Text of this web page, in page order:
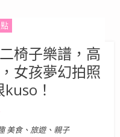
椅子樂譜，高
女孩夢幻拍照
！
Posted on
美食、旅遊、親子